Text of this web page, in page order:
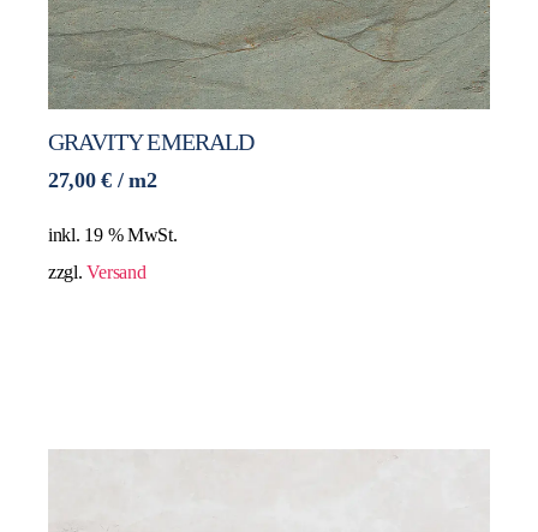
GRAVITY EMERALD
27,00€ / m2
inkl. 19 % MwSt.
zzgl.Versand